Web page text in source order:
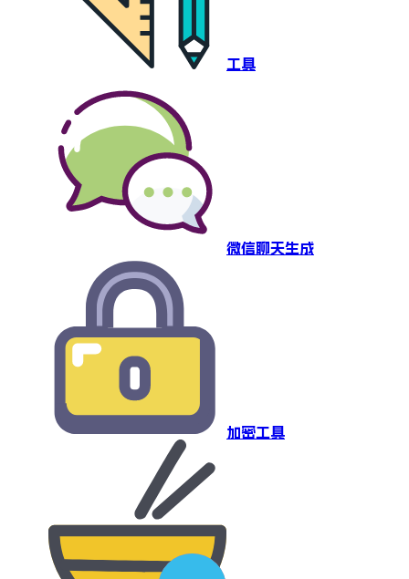
工具
微信聊天生成
加密工具